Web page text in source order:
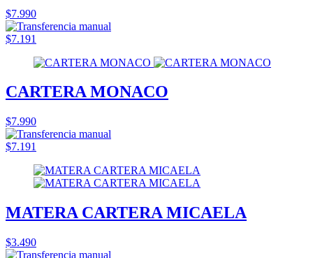
$7.990
$7.191
CARTERA MONACO
$7.990
$7.191
MATERA CARTERA MICAELA
$3.490